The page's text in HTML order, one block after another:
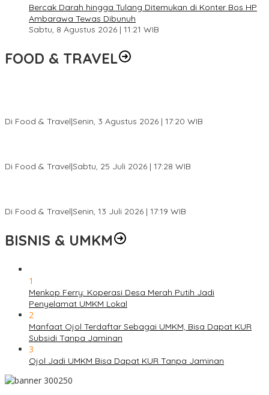
Bercak Darah hingga Tulang Ditemukan di Konter Bos HP
Ambarawa Tewas Dibunuh
Sabtu, 8 Agustus 2026 | 11:21 WIB
FOOD & TRAVEL
Di Food & Travel|Senin, 3 Agustus 2026 | 17:20 WIB
Di Food & Travel|Sabtu, 25 Juli 2026 | 17:28 WIB
Di Food & Travel|Senin, 13 Juli 2026 | 17:19 WIB
BISNIS & UMKM
1
Menkop Ferry: Koperasi Desa Merah Putih Jadi
Penyelamat UMKM Lokal
2
Manfaat Ojol Terdaftar Sebagai UMKM, Bisa Dapat KUR
Subsidi Tanpa Jaminan
3
Ojol Jadi UMKM Bisa Dapat KUR Tanpa Jaminan